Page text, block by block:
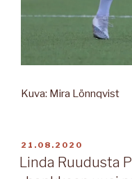
Kuva: Mira Lönnqvist
JULKAISTU
21.08.2020
Linda Ruudusta